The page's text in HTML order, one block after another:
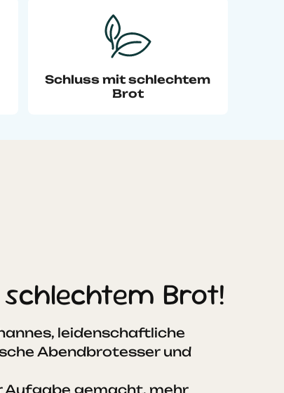
Schluss mit schlechtem
Brot
Brot!
leidenschaftliche
Abendbrotesser und
Aufgabe gemacht, mehr